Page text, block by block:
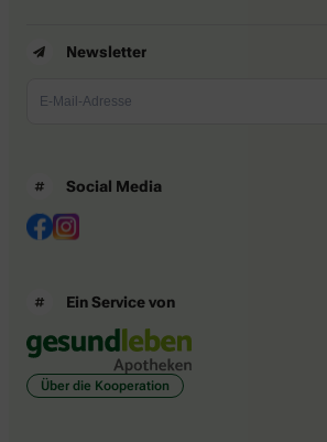
Newsletter
Social Media
Ein Service von
Über die Kooperation